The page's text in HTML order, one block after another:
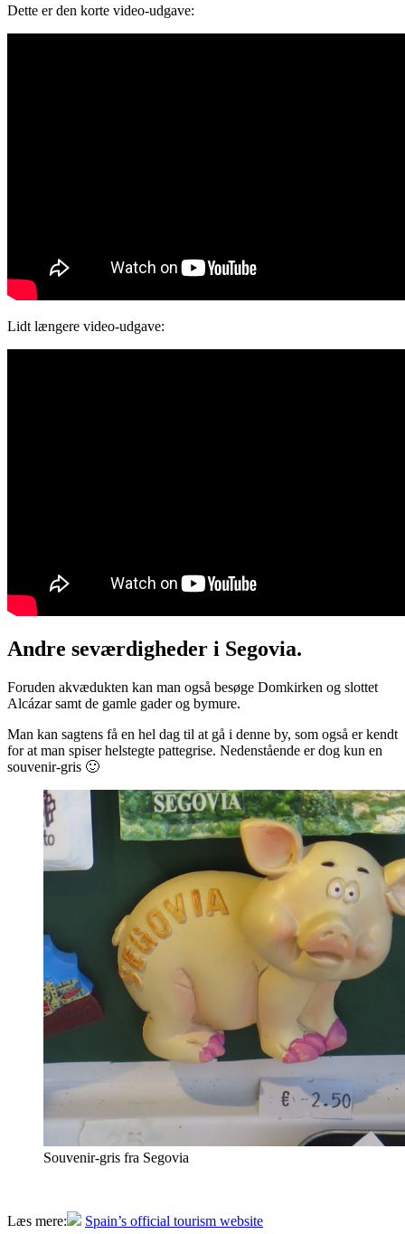
Dette er den korte video-udgave:
Lidt længere video-udgave:
Andre seværdigheder i Segovia.
Foruden akvædukten kan man også besøge Domkirken og slottet
Alcázar samt de gamle gader og bymure.
Man kan sagtens få en hel dag til at gå i denne by, som også er kendt
for at man spiser helstegte pattegrise. Nedenstående er dog kun en
souvenir-gris 🙂
Souvenir-gris fra Segovia
Læs mere: Spain’s official tourism website